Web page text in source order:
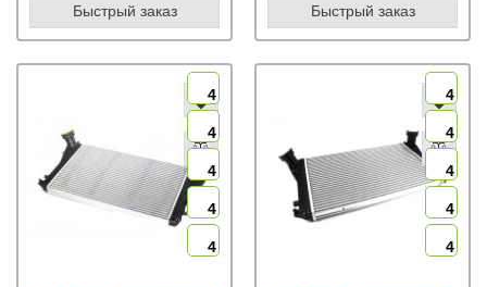
Быстрый заказ Быстрый заказ
4
4
4
4
4
4
4
4
4
4